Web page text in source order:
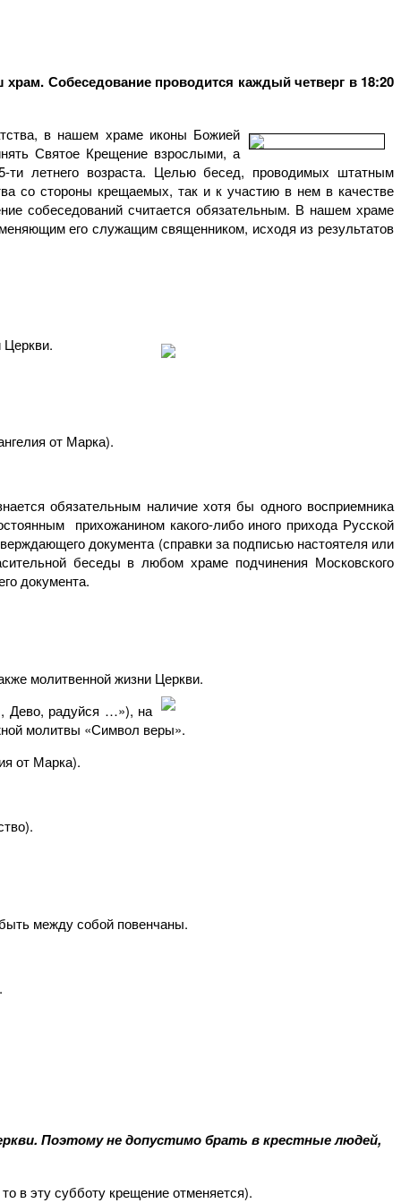
Собеседование проводится каждый четверг в 18:20
в нашем храме иконы Божией
Святое Крещение взрослыми, а
летнего возраста. Целью бесед, проводимых штатным
со стороны крещаемых, так и к участию в нем в качестве
собеседований считается обязательным. В нашем храме
его служащим священником, исходя из результатов
Церкви.
от Марка).
обязательным наличие хотя бы одного восприемника
прихожанином какого-либо иного прихода Русской
документа (справки за подписью настоятеля или
беседы в любом храме подчинения Московского
документа.
молитвенной жизни Церкви.
, Дево, радуйся …»), на
молитвы «Символ веры».
от Марка).
между собой повенчаны.
Поэтому не допустимо брать в крестные людей,
в эту субботу крещение отменяется).